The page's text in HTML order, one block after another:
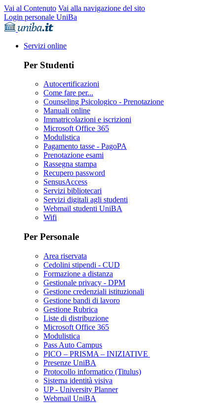
Vai al Contenuto Vai alla navigazione del sito
Login personale UniBa
Servizi online
Per Studenti
Autocertificazioni
Come fare per...
Counseling Psicologico - Prenotazione
Manuali online
Immatricolazioni e iscrizioni
Microsoft Office 365
Modulistica
Pagamento tasse - PagoPA
Prenotazione esami
Rassegna stampa
Recupero password
SensusAccess
Servizi bibliotecari
Servizi digitali agli studenti
Webmail studenti UniBA
Wifi
Per Personale
Area riservata
Cedolini stipendi - CUD
Formazione a distanza
Gestionale privacy - DPM
Gestione credenziali istituzionali
Gestione bandi di lavoro
Gestione Rubrica
Liste di distribuzione
Microsoft Office 365
Modulistica
Pass Auto Campus
PICO – PRISMA – INIZIATIVE
Presenze UniBA
Protocollo informatico (Titulus)
Sistema identità visiva
UP - University Planner
Webmail UniBA